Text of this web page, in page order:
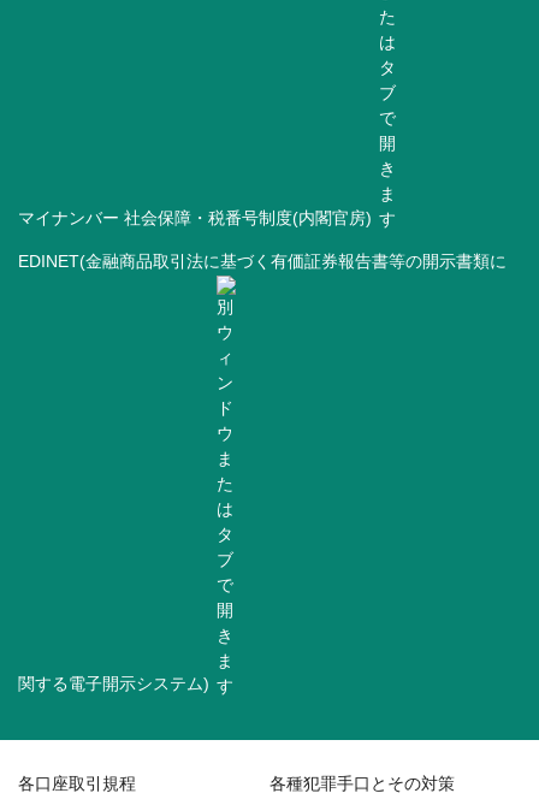
マイナンバー 社会保障・税番号制度(内閣官房)
EDINET(金融商品取引法に基づく有価証券報告書等の開示書類に
関する電子開示システム)
各口座取引規程 各種犯罪手口とその対策